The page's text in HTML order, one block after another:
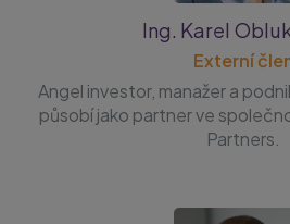
Ing. Karel
Externí
Angel investor, manažer a
působí jako partner ve
Partners.